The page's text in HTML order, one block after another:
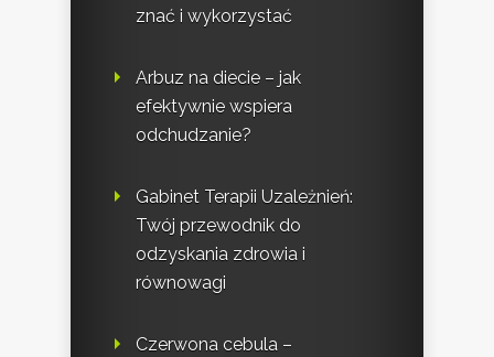
znać i wykorzystać
Arbuz na diecie – jak
efektywnie wspiera
odchudzanie?
Gabinet Terapii Uzależnień:
Twój przewodnik do
odzyskania zdrowia i
równowagi
Czerwona cebula –